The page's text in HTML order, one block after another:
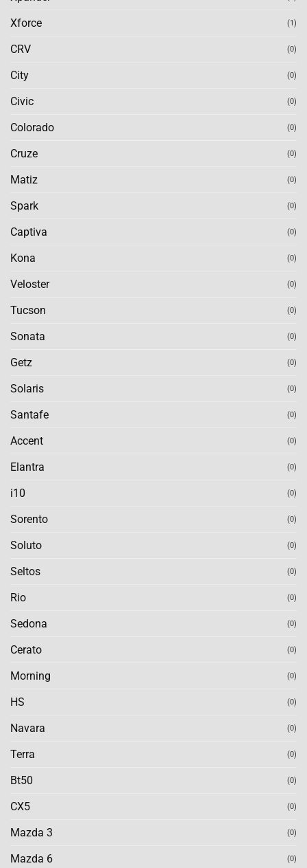
Xforce (1)
CRV (0)
City (0)
Civic (0)
Colorado (0)
Cruze (0)
Matiz (0)
Spark (0)
Captiva (0)
Kona (0)
Veloster (0)
Tucson (0)
Sonata (0)
Getz (0)
Solaris (0)
Santafe (0)
Accent (0)
Elantra (0)
i10 (0)
Sorento (0)
Soluto (0)
Seltos (0)
Rio (0)
Sedona (0)
Cerato (0)
Morning (0)
HS (0)
Navara (0)
Terra (0)
Bt50 (0)
CX5 (0)
Mazda 3 (0)
Mazda 6 (0)